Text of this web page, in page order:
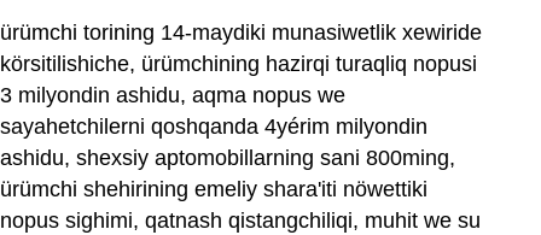
ürümchi torining 14-maydiki munasiwetlik xewiride
körsitilishiche, ürümchining hazirqi turaqliq nopusi
3 milyondin ashidu, aqma nopus we
sayahetchilerni qoshqanda 4yérim milyondin
ashidu, shexsiy aptomobillarning sani 800ming,
ürümchi shehirining emeliy shara'iti nöwettiki
nopus sighimi, qatnash qistangchiliqi, muhit we su